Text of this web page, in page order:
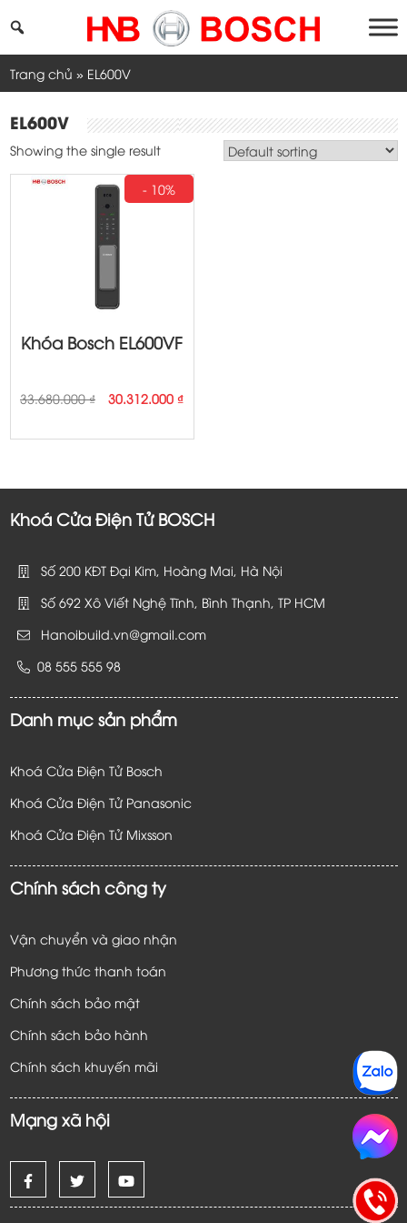
to
Trang chủ » EL600V
EL600V
Showing the single result
Khóa Bosch EL600VF
33.680.000₫
Original
was:
30.312.000 ₫Current
is:
- 10%
Khoá Cửa Điện Tử BOSCH
Số 200 KĐT Đại Kim, Hoàng Mai, Hà Nội
Số 692 Xô Viết Nghệ Tĩnh, Bình Thạnh, TP HCM
Hanoibuild.vn@gmail.com
08 555 555 98
Danh mục sản phẩm
Khoá Cửa Điện Tử Bosch
Khoá Cửa Điện Tử Panasonic
Khoá Cửa Điện Tử Mixsson
Chính sách công ty
Vận chuyển và giao nhận
Phương thức thanh toán
Chính sách bảo mật
Chính sách bảo hành
Chính sách khuyến mãi
Mạng xã hội